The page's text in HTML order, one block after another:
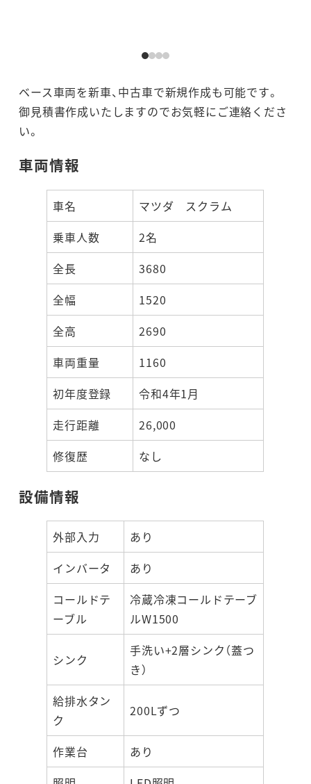
ベース車両を新車、中古車で新規作成も可能です。
御見積書作成いたしますのでお気軽にご連絡くださ
い。
車両情報
車名
マツダ スクラム
乗車人数
2名
全長
3680
全幅
1520
全高
2690
車両重量
1160
初年度登録
令和4年1月
走行距離
26,000
修復歴
なし
設備情報
外部入力
あり
インバータ
あり
コールドテ
ーブル
冷蔵冷凍コールドテーブ
ルW1500
シンク
手洗い+2層シンク（蓋つ
き）
給排水タン
ク
200Lずつ
作業台
あり